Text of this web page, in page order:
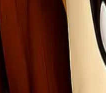
kategori untuk menjaga
mengirim barang tanpa